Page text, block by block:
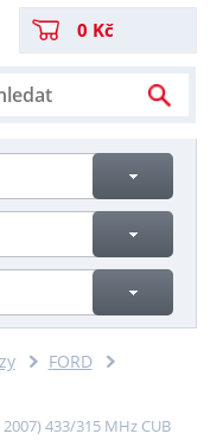
0 Kč
FORD
2007) 433/315 MHz CUB